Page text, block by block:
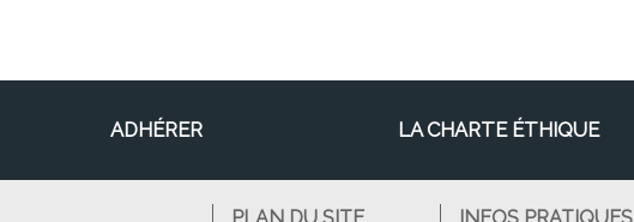
ADHÉRER LA CHARTE ÉTHIQUE